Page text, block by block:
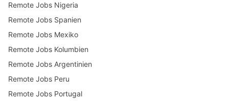
Remote Jobs Nigeria
Remote Jobs Spanien
Remote Jobs Mexiko
Remote Jobs Kolumbien
Remote Jobs Argentinien
Remote Jobs Peru
Remote Jobs Portugal